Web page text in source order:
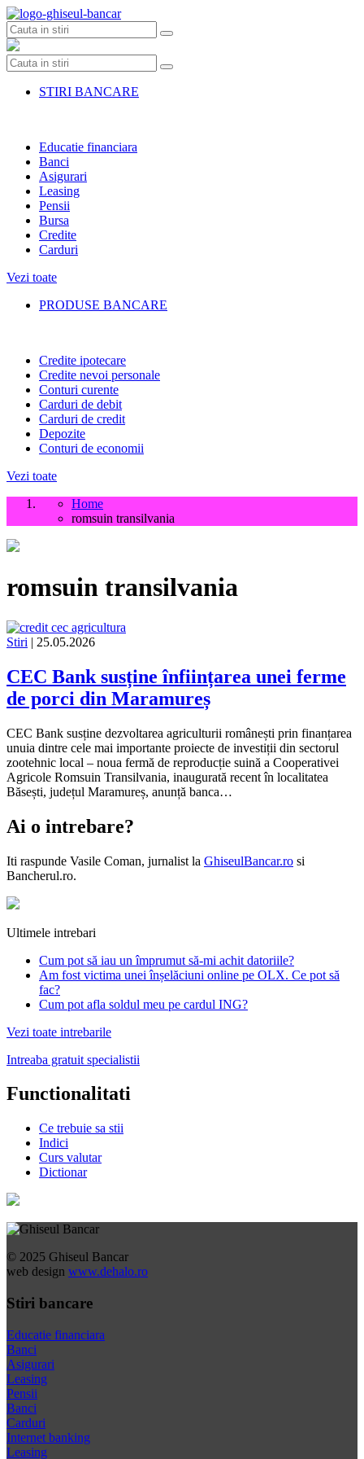
Skip
to
content
STIRI BANCARE
Educatie financiara
Banci
Asigurari
Leasing
Pensii
Bursa
Credite
Carduri
Vezi toate
PRODUSE BANCARE
Credite ipotecare
Credite nevoi personale
Conturi curente
Carduri de debit
Carduri de credit
Depozite
Conturi de economii
Vezi toate
Home
romsuin transilvania
romsuin transilvania
Stiri | 25.05.2026
CEC Bank susține înființarea unei ferme
de porci din Maramureș
CEC Bank susține dezvoltarea agriculturii românești prin finanțarea
unuia dintre cele mai importante proiecte de investiții din sectorul
zootehnic local – noua fermă de reproducție suină a Cooperativei
Agricole Romsuin Transilvania, inaugurată recent în localitatea
Băsești, județul Maramureș, anunță banca…
Ai o intrebare?
Iti raspunde Vasile Coman, jurnalist la GhiseulBancar.ro si
Bancherul.ro.
Ultimele intrebari
Cum pot să iau un împrumut să-mi achit datoriile?
Am fost victima unei înșelăciuni online pe OLX. Ce pot să
fac?
Cum pot afla soldul meu pe cardul ING?
Vezi toate intrebarile
Intreaba gratuit specialistii
Functionalitati
Ce trebuie sa stii
Indici
Curs valutar
Dictionar
© 2025 Ghiseul Bancar
web design www.dehalo.ro
Stiri bancare
Educatie financiara
Banci
Asigurari
Leasing
Pensii
Banci
Carduri
Internet banking
Leasing